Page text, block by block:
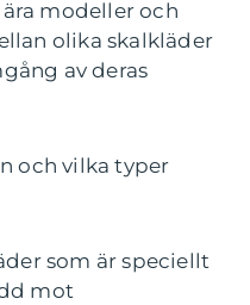
modeller och
olika skalkläder
av deras
och vilka typer
som är speciellt
mot